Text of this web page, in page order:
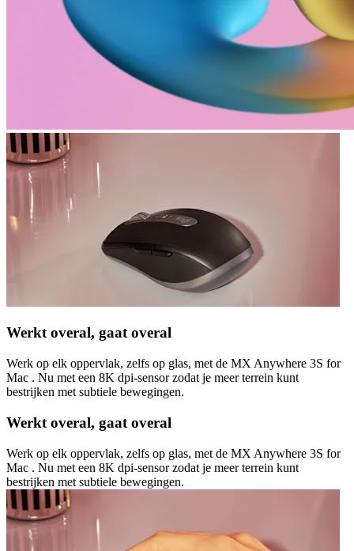
Werkt overal, gaat overal
Werk op elk oppervlak, zelfs op glas, met de MX Anywhere 3S for
Mac . Nu met een 8K dpi-sensor zodat je meer terrein kunt
bestrijken met subtiele bewegingen.
Werkt overal, gaat overal
Werk op elk oppervlak, zelfs op glas, met de MX Anywhere 3S for
Mac . Nu met een 8K dpi-sensor zodat je meer terrein kunt
bestrijken met subtiele bewegingen.